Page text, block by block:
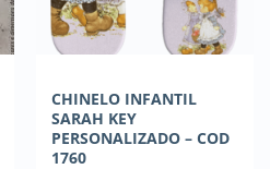
CHINELO INFANTIL
SARAH KEY
PERSONALIZADO – COD
1760